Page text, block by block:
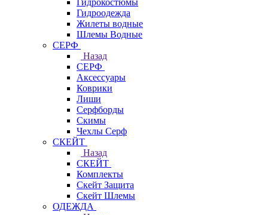
Гидрокостюмы
Гидроодежда
Жилеты водные
Шлемы Водные
СЕРФ
Назад
СЕРФ
Аксессуары
Коврики
Лиши
Серфборды
Скимы
Чехлы Cерф
СКЕЙТ
Назад
СКЕЙТ
Комплекты
Скейт Защита
Скейт Шлемы
ОДЕЖДА